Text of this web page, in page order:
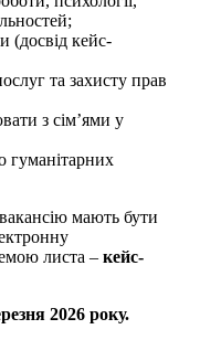
(досвід кейс-
та захисту прав
з сім’ями у
гуманітарних
мають бути
листа – кейс-
2026 року.